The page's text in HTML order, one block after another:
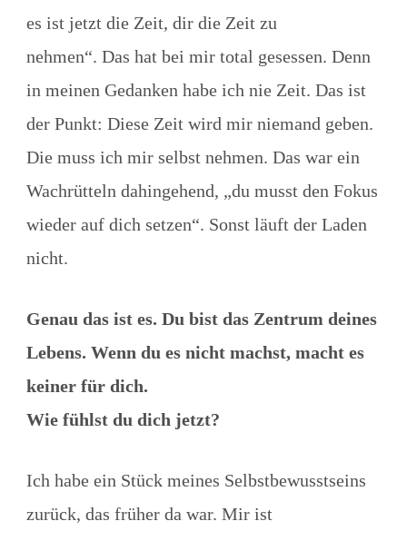
es ist jetzt die Zeit, dir die Zeit zu
nehmen“. Das hat bei mir total gesessen. Denn
in meinen Gedanken habe ich nie Zeit. Das ist
der Punkt: Diese Zeit wird mir niemand geben.
Die muss ich mir selbst nehmen. Das war ein
Wachrütteln dahingehend, „du musst den Fokus
wieder auf dich setzen“. Sonst läuft der Laden
nicht.
Genau das ist es. Du bist das Zentrum deines
Lebens. Wenn du es nicht machst, macht es
keiner für dich.
Wie fühlst du dich jetzt?
Ich habe ein Stück meines Selbstbewusstseins
zurück, das früher da war. Mir ist